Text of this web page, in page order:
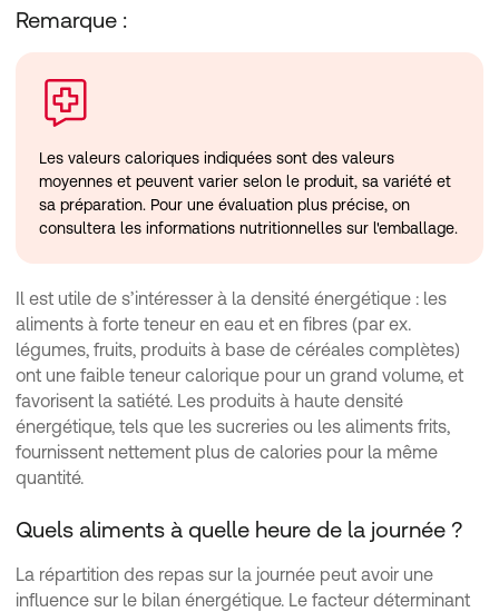
Remarque :
Les valeurs caloriques indiquées sont des valeurs
moyennes et peuvent varier selon le produit, sa variété et
sa préparation. Pour une évaluation plus précise, on
consultera les informations nutritionnelles sur l'emballage.
Il est utile de s’intéresser à la densité énergétique : les
aliments à forte teneur en eau et en fibres (par ex.
légumes, fruits, produits à base de céréales complètes)
ont une faible teneur calorique pour un grand volume, et
favorisent la satiété. Les produits à haute densité
énergétique, tels que les sucreries ou les aliments frits,
fournissent nettement plus de calories pour la même
quantité.
Quels aliments à quelle heure de la journée ?
La répartition des repas sur la journée peut avoir une
influence sur le bilan énergétique. Le facteur déterminant